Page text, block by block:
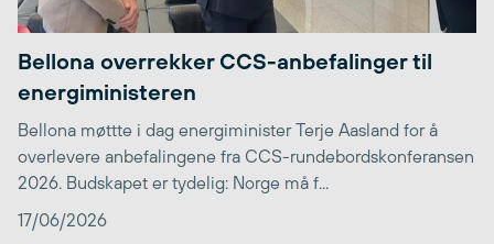
Bellona overrekker CCS-anbefalinger til
energiministeren
Bellona møttte i dag energiminister Terje Aasland for å
overlevere anbefalingene fra CCS-rundebordskonferansen
2026. Budskapet er tydelig: Norge må f...
17/06/2026